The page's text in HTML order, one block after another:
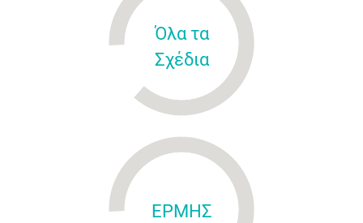
Όλα τα
Σχέδια
ΕΡΜΗΣ